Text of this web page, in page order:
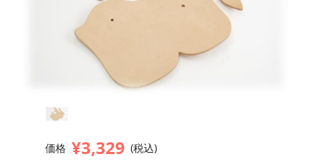
価格 ¥3,329 (税込)